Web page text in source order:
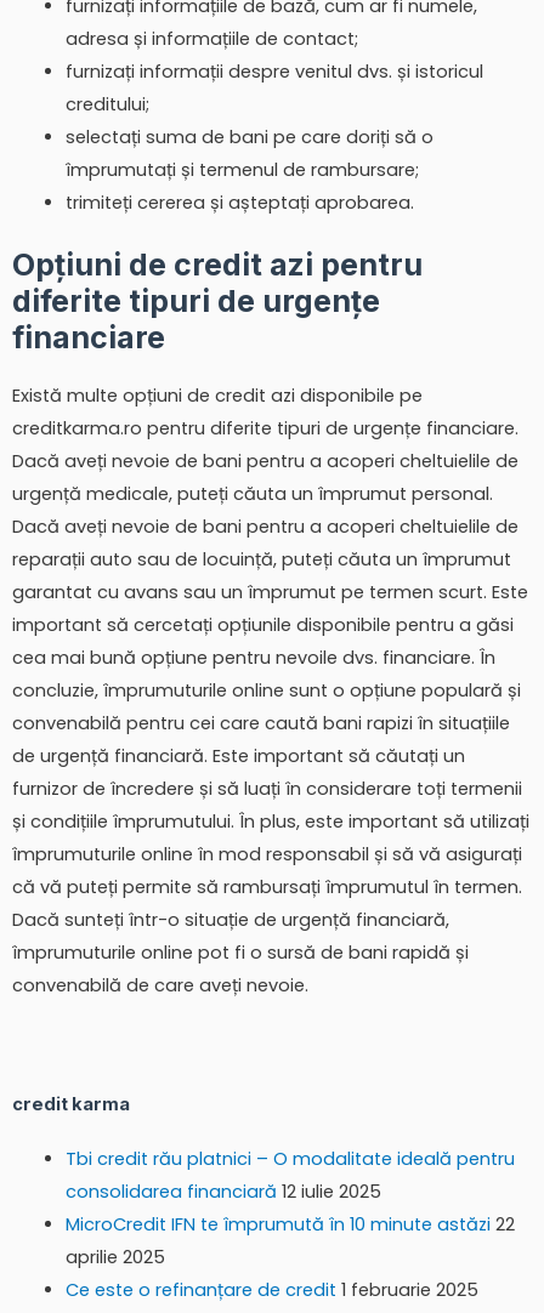
furnizați informațiile de bază, cum ar fi numele,
adresa și informațiile de contact;
furnizați informații despre venitul dvs. și istoricul
creditului;
selectați suma de bani pe care doriți să o
împrumutați și termenul de rambursare;
trimiteți cererea și așteptați aprobarea.
Opțiuni de credit azi pentru
diferite tipuri de urgențe
financiare
Există multe opțiuni de credit azi disponibile pe
creditkarma.ro pentru diferite tipuri de urgențe financiare.
Dacă aveți nevoie de bani pentru a acoperi cheltuielile de
urgență medicale, puteți căuta un împrumut personal.
Dacă aveți nevoie de bani pentru a acoperi cheltuielile de
reparații auto sau de locuință, puteți căuta un împrumut
garantat cu avans sau un împrumut pe termen scurt. Este
important să cercetați opțiunile disponibile pentru a găsi
cea mai bună opțiune pentru nevoile dvs. financiare. În
concluzie, împrumuturile online sunt o opțiune populară și
convenabilă pentru cei care caută bani rapizi în situațiile
de urgență financiară. Este important să căutați un
furnizor de încredere și să luați în considerare toți termenii
și condițiile împrumutului. În plus, este important să utilizați
împrumuturile online în mod responsabil și să vă asigurați
că vă puteți permite să rambursați împrumutul în termen.
Dacă sunteți într-o situație de urgență financiară,
împrumuturile online pot fi o sursă de bani rapidă și
convenabilă de care aveți nevoie.
credit karma
Tbi credit rău platnici – O modalitate ideală pentru
consolidarea financiară 12 iulie 2025
MicroCredit IFN te împrumută în 10 minute astăzi 22
aprilie 2025
Ce este o refinanțare de credit 1 februarie 2025